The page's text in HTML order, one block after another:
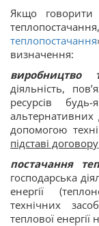
Якщо говорити
теплопостачання
визначення:
виробництво
діяльність,
ресурсів
альтернативних
допомогою
підставі договору
постачання
господарська
енергії
технічних
теплової енергії